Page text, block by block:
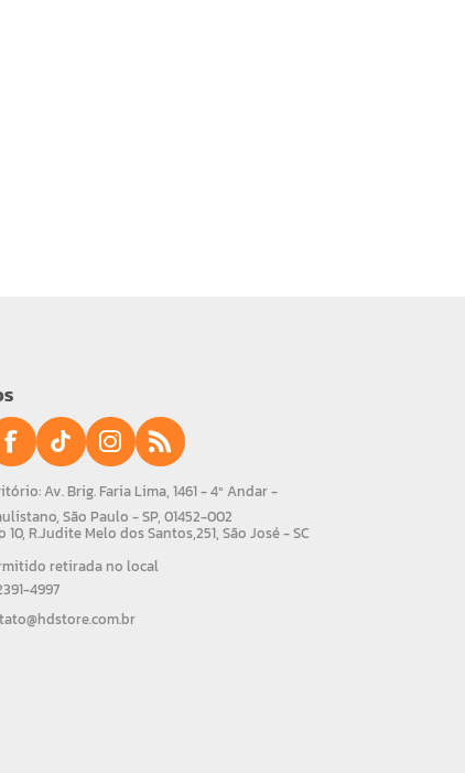
Av. Brig. Faria Lima, 1461 - 4º Andar -
São Paulo - SP, 01452-002
10, R.Judite Melo dos Santos,251, São José - SC
retirada no local
4997